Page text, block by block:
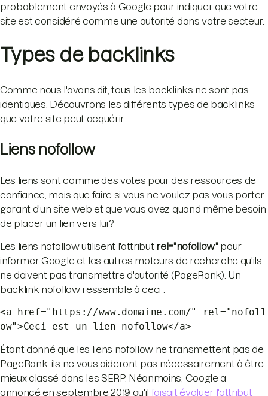
probablement envoyés à Google pour indiquer que votre
site est considéré comme une autorité dans votre secteur.
Types de backlinks
Comme nous l'avons dit, tous les backlinks ne sont pas
identiques. Découvrons les différents types de backlinks
que votre site peut acquérir :
Liens nofollow
Les liens sont comme des votes pour des ressources de
confiance, mais que faire si vous ne voulez pas vous porter
garant d'un site web et que vous avez quand même besoin
de placer un lien vers lui ?
Les liens nofollow utilisent l'attribut rel="nofollow"pour
informer Google et les autres moteurs de recherche qu'ils
ne doivent pas transmettre d'autorité (PageRank). Un
backlink nofollow ressemble à ceci :
<a href="https://www.domaine.com/" rel="nofoll
ow">Ceci est un lien nofollow</a>
Étant donné que les liens nofollow ne transmettent pas de
PageRank, ils ne vous aideront pas nécessairement à être
mieux classé dans les SERP. Néanmoins, Google a
annoncé en septembre 2019 qu'il faisait évoluer l'attribut